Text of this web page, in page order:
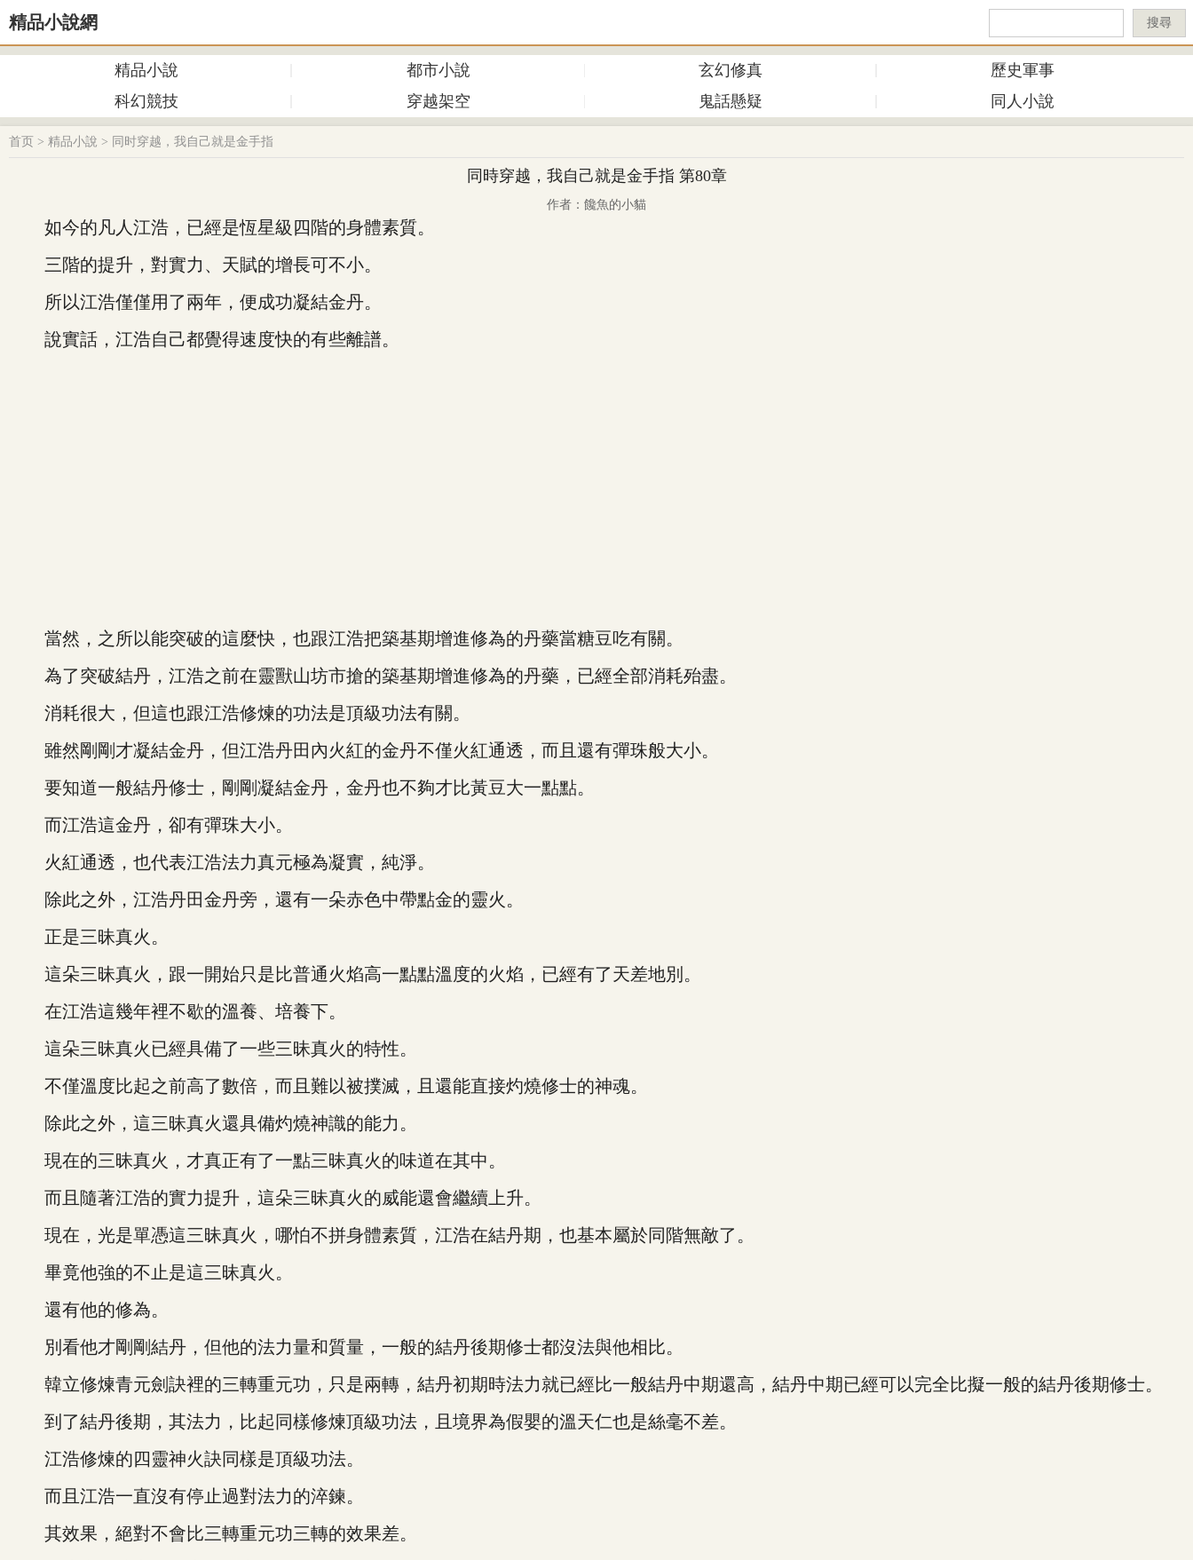
精品小說網 搜尋
精品小說 都市小說 玄幻修真
歷史軍事
科幻競技
穿越架空 鬼話懸疑 同人小說
首页 > 精品小說 > 同时穿越，我自己就是金手指
同時穿越，我自己就是金手指 第80章
作者：饞魚的小貓
如今的凡人江浩，已經是恆星級四階的身體素質。
三階的提升，對實力、天賦的增長可不小。
所以江浩僅僅用了兩年，便成功凝結金丹。
說實話，江浩自己都覺得速度快的有些離譜。
當然，之所以能突破的這麼快，也跟江浩把築基期增進修為的丹藥當糖豆吃有關。
為了突破結丹，江浩之前在靈獸山坊市搶的築基期增進修為的丹藥，已經全部消耗殆盡。
消耗很大，但這也跟江浩修煉的功法是頂級功法有關。
雖然剛剛才凝結金丹，但江浩丹田內火紅的金丹不僅火紅通透，而且還有彈珠般大小。
要知道一般結丹修士，剛剛凝結金丹，金丹也不夠才比黃豆大一點點。
而江浩這金丹，卻有彈珠大小。
火紅通透，也代表江浩法力真元極為凝實，純淨。
除此之外，江浩丹田金丹旁，還有一朵赤色中帶點金的靈火。
正是三昧真火。
這朵三昧真火，跟一開始只是比普通火焰高一點點溫度的火焰，已經有了天差地別。
在江浩這幾年裡不歇的溫養、培養下。
這朵三昧真火已經具備了一些三昧真火的特性。
不僅溫度比起之前高了數倍，而且難以被撲滅，且還能直接灼燒修士的神魂。
除此之外，這三昧真火還具備灼燒神識的能力。
現在的三昧真火，才真正有了一點三昧真火的味道在其中。
而且隨著江浩的實力提升，這朵三昧真火的威能還會繼續上升。
現在，光是單憑這三昧真火，哪怕不拼身體素質，江浩在結丹期，也基本屬於同階無敵了。
畢竟他強的不止是這三昧真火。
還有他的修為。
別看他才剛剛結丹，但他的法力量和質量，一般的結丹後期修士都沒法與他相比。
韓立修煉青元劍訣裡的三轉重元功，只是兩轉，結丹初期時法力就已經比一般結丹中期還高，結丹中期已經可以完全比擬一般的結丹後期修士。
到了結丹後期，其法力，比起同樣修煉頂級功法，且境界為假嬰的溫天仁也是絲毫不差。
江浩修煉的四靈神火訣同樣是頂級功法。
而且江浩一直沒有停止過對法力的淬鍊。
其效果，絕對不會比三轉重元功三轉的效果差。